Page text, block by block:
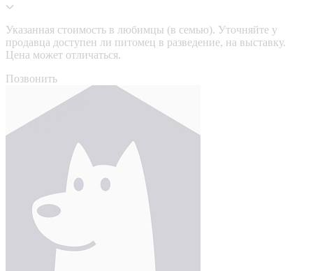
Указанная стоимость в любимцы (в семью). Уточняйте у
продавца доступен ли питомец в разведение, на выставку.
Цена может отличаться.
Позвонить